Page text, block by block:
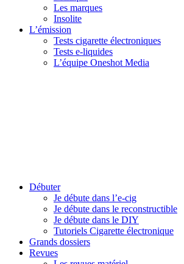
Les marques
Insolite
L’émission
Tests cigarette électroniques
Tests e-liquides
L’équipe Oneshot Media
Débuter
Je débute dans l’e-cig
Je débute dans le reconstructible
Je débute dans le DIY
Tutoriels Cigarette électronique
Grands dossiers
Revues